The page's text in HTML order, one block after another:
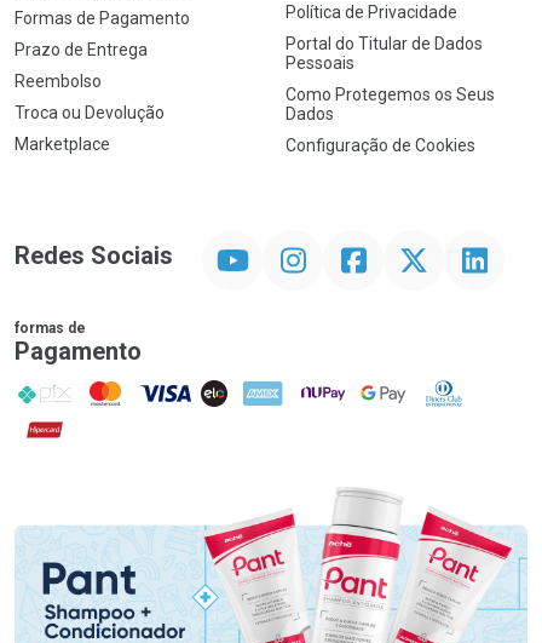
Formas de Pagamento
Prazo de Entrega
Reembolso
Troca ou Devolução
Marketplace
Política de Privacidade
Portal do Titular de Dados
Pessoais
Como Protegemos os Seus
Dados
Configuração de Cookies
Redes Sociais InstagramFacebookTwitter Linkedin
formas de
Pagamento
PIX MasterCard
VISA ELO AMEX NuPay Google PayDiners Club
Hipercard